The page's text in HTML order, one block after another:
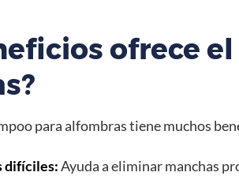
ofrece
para alfombras tiene muchos
difíciles:Ayuda a eliminar manchas